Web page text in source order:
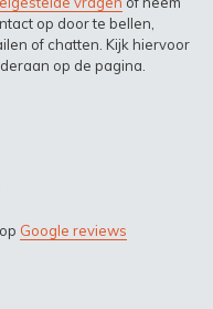
op door te bellen,
of chatten. Kijk hiervoor
op de pagina.
op Google reviews